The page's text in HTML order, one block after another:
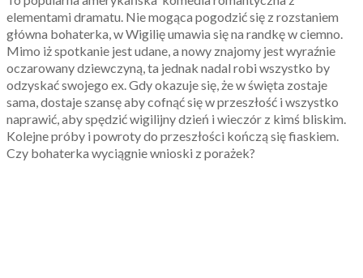
elementami dramatu. Nie mogąca pogodzić się z rozstaniem
główna bohaterka, w Wigilię umawia się na randkę w ciemno.
Mimo iż spotkanie jest udane, a nowy znajomy jest wyraźnie
oczarowany dziewczyną, ta jednak nadal robi wszystko by
odzyskać swojego ex. Gdy okazuje się, że w święta zostaje
sama, dostaje szansę aby cofnąć się w przeszłość i wszystko
naprawić, aby spędzić wigilijny dzień i wieczór z kimś bliskim.
Kolejne próby i powroty do przeszłości kończą się fiaskiem.
Czy bohaterka wyciągnie wnioski z porażek?